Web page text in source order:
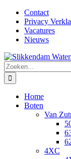
naar
inhoud
Facebook
Instagram
LinkedIn
YouTube
mail
Contact
Privacy
Vacatures
Nieuws
Zoeken
naar:
Home
Boten
Van
4XC